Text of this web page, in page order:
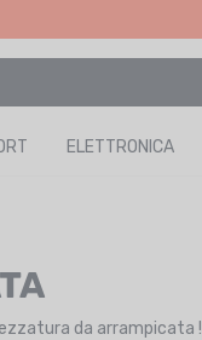
ELETTRONICA
da arrampicata !